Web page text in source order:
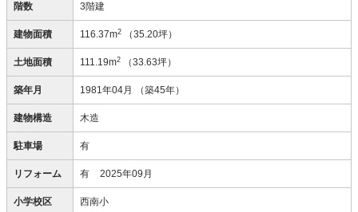
階数 3階建
建物面積 116.37m2 （35.20坪）
土地面積 111.19m2 （33.63坪）
築年月 1981年04月 （築45年）
建物構造 木造
駐車場 有
リフォーム 有 2025年09月
小学校区 西南小